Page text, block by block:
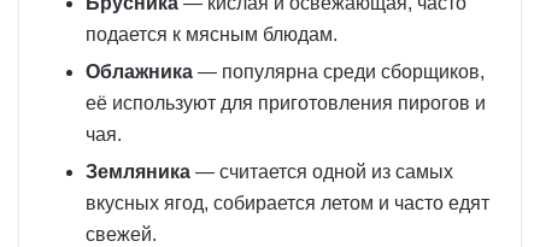
подается к мясным блюдам.
Облажника — популярна среди сборщиков,
её используют для приготовления пирогов и
чая.
Земляника — считается одной из самых
вкусных ягод, собирается летом и часто едят
свежей.